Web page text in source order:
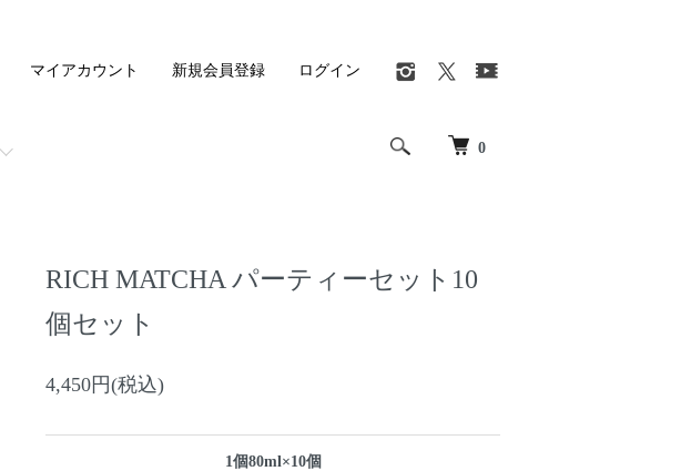
0
マイアカウント 新規会員登録 ログイン
RICH MATCHA パーティーセット10
個セット
4,450円(税込)
1個80ml×10個